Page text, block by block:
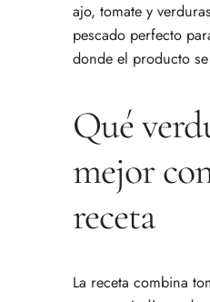
ajo, tomate y
pescado perfecto
donde el producto
Qué
mejor
receta
La receta combina